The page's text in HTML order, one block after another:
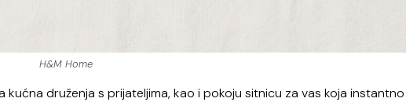
H&M Home
druženja s prijateljima, kao i pokoju sitnicu za vas koja instantno